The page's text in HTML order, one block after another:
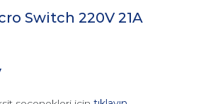
Switch 220V 21A